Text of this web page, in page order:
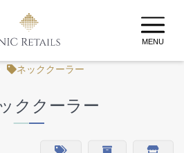
MENU
ネッククーラー
ククーラー